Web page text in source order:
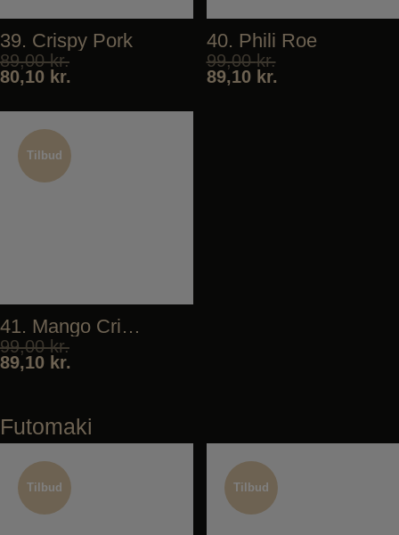
39. Crispy Pork
89,00kr.
80,10 kr.
40. Phili Roe
99,00kr.
89,10 kr.
Tilbud
Tilbud
41. Mango Crispy
99,00kr.
89,10 kr.
Futomaki
Tilbud
Tilbud
Tilbud
Tilbud